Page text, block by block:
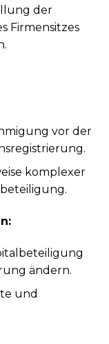
der
Firmensitzes
vor der
komplexer
ändern.
und